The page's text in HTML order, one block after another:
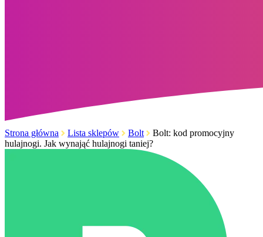
Strona główna Lista sklepów Bolt
Bolt: kod promocyjny
hulajnogi. Jak wynająć hulajnogi taniej?